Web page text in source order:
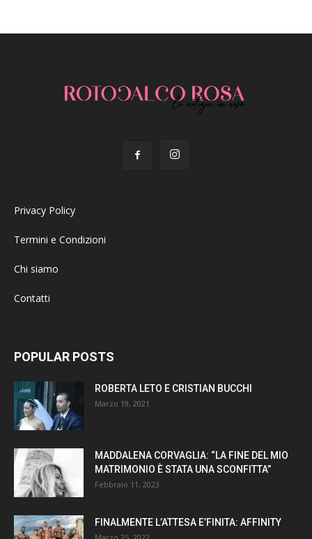
Privacy Policy
Termini e Condizioni
Chi siamo
Contatti
POPULAR POSTS
ROBERTA LETO E CRISTIAN BUCCHI
Marzo 19, 2021
MADDALENA CORVAGLIA: “LA FINE DEL MIO
MATRIMONIO È STATA UNA SCONFITTA”
Febbraio 11, 2023
FINALMENTE L’ATTESA E’FINITA: AFFINITY